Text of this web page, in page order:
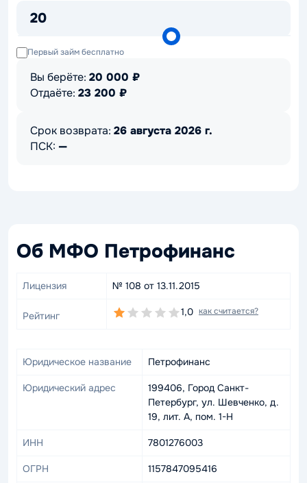
20
Первый займ бесплатно
Вы берёте: 20 000 ₽
Отдаёте: 23 200 ₽
Срок возврата: 26 августа 2026 г.
ПСК: —
Об МФО Петрофинанс
Лицензия № 108 от 13.11.2015
Рейтинг 1,0 как считается?
Юридическое название Петрофинанс
Юридический адрес
199406, Город Санкт-
Петербург, ул. Шевченко, д.
19, лит. А, пом. 1-Н
ИНН 7801276003
ОГРН 1157847095416